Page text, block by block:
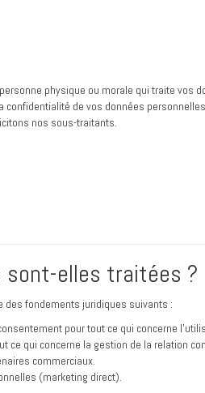
physique ou morale qui traite vos
de vos données
nos sous-traitants.
sont-elles traitées ?
des fondements juridiques suivants :
pour tout ce qui concerne
ce qui concerne la gestion de la relation
commerciaux.
(marketing direct).